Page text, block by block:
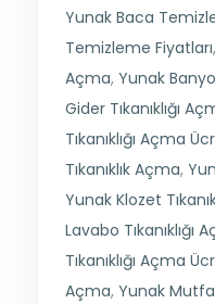
Yunak Baca
Temizleme Fiyatları,
Açma, Yunak Banyo
Gider Tıkanıklığı
Tıkanıklığı Açma
Tıkanıklık Açma,
Yunak Klozet
Lavabo Tıkanıklığı
Tıkanıklığı Açma
Açma, Yunak